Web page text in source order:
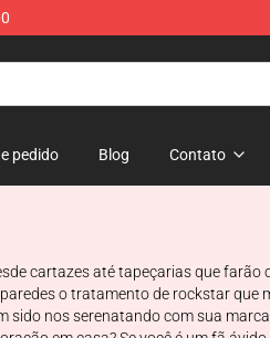
pedido Blog Contato
cartazes até tapeçarias que
o tratamento de rockstar que
nos serenatando com sua